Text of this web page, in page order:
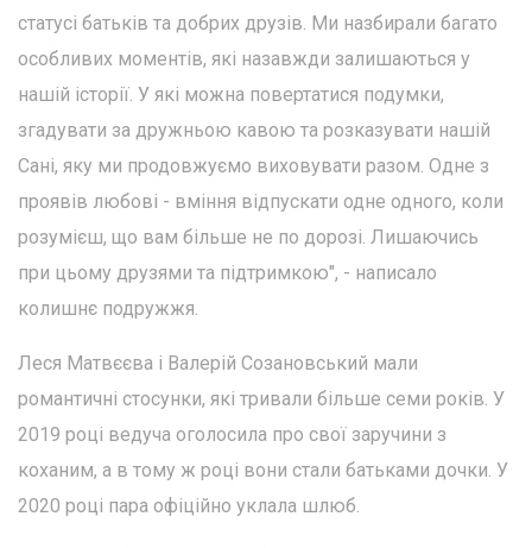
статусі батьків та добрих друзів. Ми назбирали багато
особливих моментів, які назавжди залишаються у
нашій історії. У які можна повертатися подумки,
згадувати за дружньою кавою та розказувати нашій
Сані, яку ми продовжуємо виховувати разом. Одне з
проявів любові - вміння відпускати одне одного, коли
розумієш, що вам більше не по дорозі. Лишаючись
при цьому друзями та підтримкою", - написало
колишнє подружжя.
Леся Матвєєва і Валерій Созановський мали
романтичні стосунки, які тривали більше семи років. У
2019 році ведуча оголосила про свої заручини з
коханим, а в тому ж році вони стали батьками дочки. У
2020 році пара офіційно уклала шлюб.